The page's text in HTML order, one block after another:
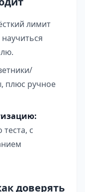
лимит
плюс ручное
с
доверять